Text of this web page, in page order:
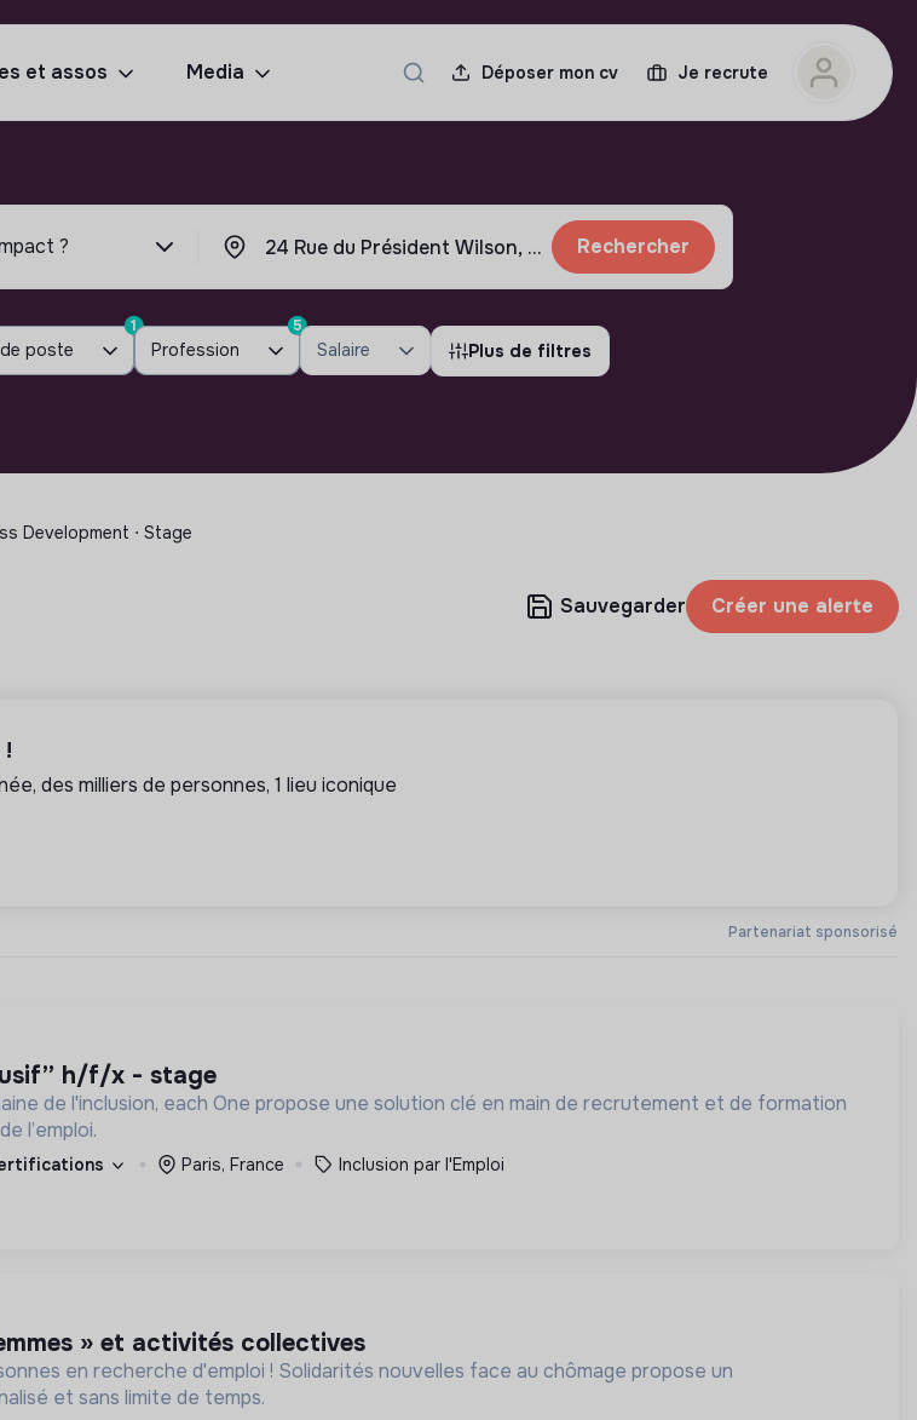
et assos Media Déposer mon cv Je recrute
? Rechercher
poste
1
Profession
5
Salaire Plus de filtres
Development ⋅ Stage
Sauvegarder Créer une alerte
Partenariat sponsorisé
!
des milliers de personnes, 1 lieu iconique
h/f/x - stage
de l'inclusion, each One propose une solution clé en main de recrutement et de formation
l’emploi.
Paris, France Inclusion par l'Emploi
» et activités collectives
en recherche d'emploi ! Solidarités nouvelles face au chômage propose un
et sans limite de temps.